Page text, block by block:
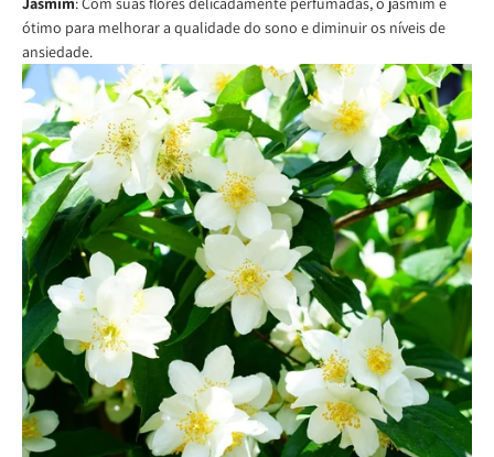
ótimo para melhorar a qualidade do sono e diminuir os níveis de
ansiedade.